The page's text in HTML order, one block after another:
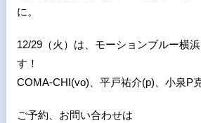
に。
12/29（火）は、モーションブルー横
す！
COMA-CHI(vo)、平戸祐介(p)、小泉P
ご予約、お問い合わせは